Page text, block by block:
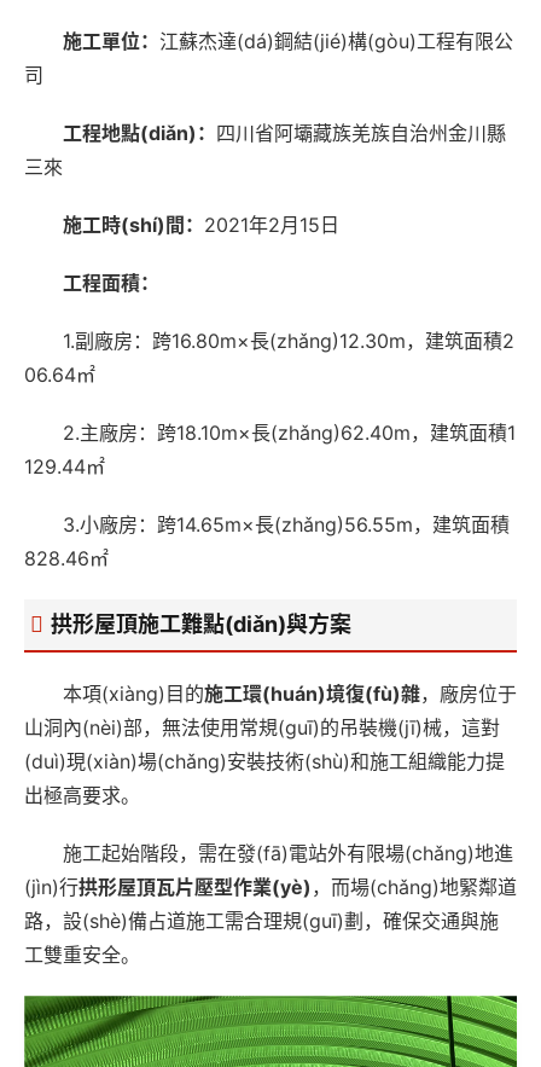
施工單位： 江蘇杰達(dá)鋼結(jié)構(gòu)工程有限公
司
工程地點(diǎn)： 四川省阿壩藏族羌族自治州金川縣
三來
施工時(shí)間： 2021年2月15日
工程面積：
1.副廠房：跨16.80m×長(zhǎng)12.30m，建筑面積2
06.64㎡
2.主廠房：跨18.10m×長(zhǎng)62.40m，建筑面積1
129.44㎡
3.小廠房：跨14.65m×長(zhǎng)56.55m，建筑面積
828.46㎡
拱形屋頂施工難點(diǎn)與方案
本項(xiàng)目的施工環(huán)境復(fù)雜，廠房位于
山洞內(nèi)部，無法使用常規(guī)的吊裝機(jī)械，這對
(duì)現(xiàn)場(chǎng)安裝技術(shù)和施工組織能力提
出極高要求。
施工起始階段，需在發(fā)電站外有限場(chǎng)地進
(jìn)行拱形屋頂瓦片壓型作業(yè) ，而場(chǎng)地緊鄰道
路，設(shè)備占道施工需合理規(guī)劃，確保交通與施
工雙重安全。